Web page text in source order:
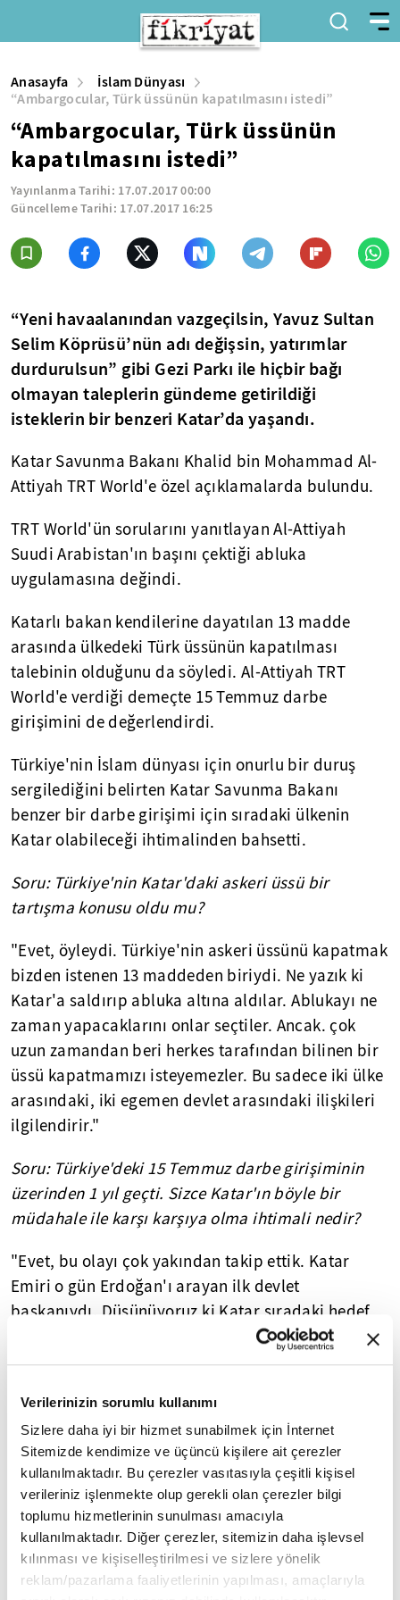
Verilerinizin sorumlu kullanımı
Sizlere daha iyi bir hizmet sunabilmek için İnternet
Sitemizde kendimize ve üçüncü kişilere ait çerezler
kullanılmaktadır. Bu çerezler vasıtasıyla çeşitli kişisel
verileriniz işlenmekte olup gerekli olan çerezler bilgi
toplumu hizmetlerinin sunulması amacıyla
kullanılmaktadır. Diğer çerezler, sitemizin daha işlevsel
kılınması ve kişiselleştirilmesi ve sizlere yönelik
reklam/pazarlama faaliyetlerinin yapılması, amaçlarıyla
Anasayfa
İslam Dünyası
“Ambargocular, Türk üssünün kapatılmasını istedi”
“Ambargocular, Türk üssünün
kapatılmasını istedi”
Yayınlanma Tarihi: 17.07.2017 00:00
Güncelleme Tarihi: 17.07.2017 16:25
“Yeni havaalanından vazgeçilsin, Yavuz Sultan
Selim Köprüsü’nün adı değişsin, yatırımlar
durdurulsun” gibi Gezi Parkı ile hiçbir bağı
olmayan taleplerin gündeme getirildiği
isteklerin bir benzeri Katar’da yaşandı.
Katar Savunma Bakanı Khalid bin Mohammad Al-
Attiyah TRT World'e özel açıklamalarda bulundu.
TRT World'ün sorularını yanıtlayan Al-Attiyah
Suudi Arabistan'ın başını çektiği abluka
uygulamasına değindi.
Katarlı bakan kendilerine dayatılan 13 madde
arasında ülkedeki Türk üssünün kapatılması
talebinin olduğunu da söyledi. Al-Attiyah TRT
World'e verdiği demeçte 15 Temmuz darbe
girişimini de değerlendirdi.
Türkiye'nin İslam dünyası için onurlu bir duruş
sergilediğini belirten Katar Savunma Bakanı
benzer bir darbe girişimi için sıradaki ülkenin
Katar olabileceği ihtimalinden bahsetti.
Soru: Türkiye'nin Katar'daki askeri üssü bir
tartışma konusu oldu mu?
"Evet, öyleydi. Türkiye'nin askeri üssünü kapatmak
bizden istenen 13 maddeden biriydi. Ne yazık ki
Katar'a saldırıp abluka altına aldılar. Ablukayı ne
zaman yapacaklarını onlar seçtiler. Ancak. çok
uzun zamandan beri herkes tarafından bilinen bir
üssü kapatmamızı isteyemezler. Bu sadece iki ülke
arasındaki, iki egemen devlet arasındaki ilişkileri
ilgilendirir."
Soru: Türkiye'deki 15 Temmuz darbe girişiminin
üzerinden 1 yıl geçti. Sizce Katar'ın böyle bir
müdahale ile karşı karşıya olma ihtimali nedir?
"Evet, bu olayı çok yakından takip ettik. Katar
Emiri o gün Erdoğan'ı arayan ilk devlet
başkanıydı. Düşünüyoruz ki Katar sıradaki hedef
olabilir. Çünkü Türkiye ve Katar dünya üzerindeki
mazlum insanlar için ortak onurlu bir duruş
olabilir."
Yayınlanan köşe yazısı/haberin tüm hakları
Turkuvaz Medya Grubu'na aittir. Kaynak gösterilse dahi
köşe yazısı/haberin tamamı özel izin alınmadan
kullanılamaz.
Ancak alıntılanan köşe yazısı/haberin bir bölümü,
alıntılanan habere aktif link verilerek kullanılabilir.
Ayrıntılar için lütfentıklayın